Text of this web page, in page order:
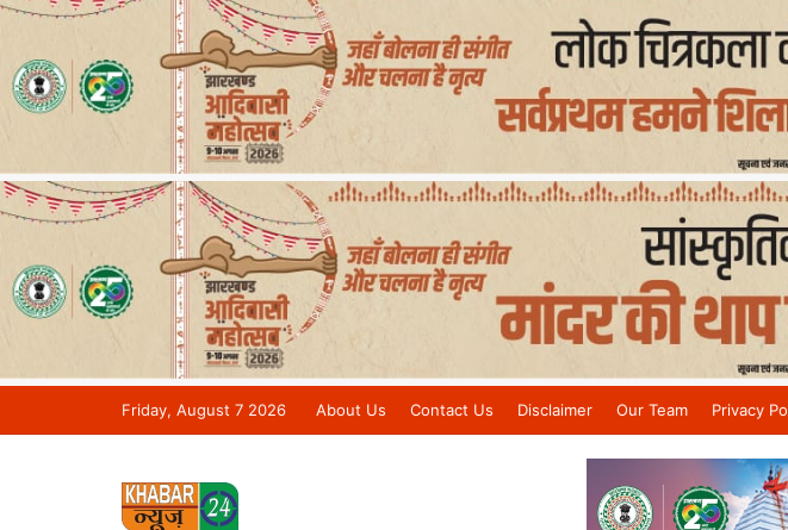
Friday, August 7 2026 About Us Contact Us Disclaimer Our Team Privacy